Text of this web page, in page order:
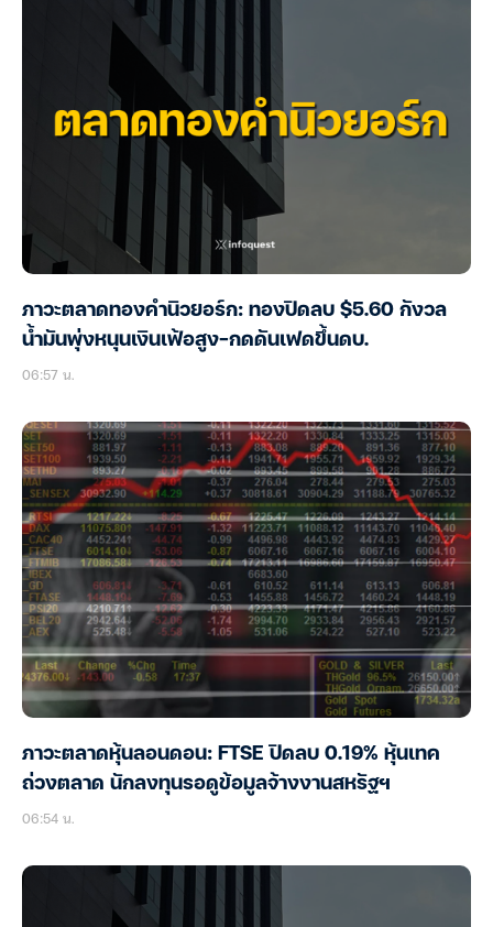
ภาวะตลาดทองคำนิวยอร์ก: ทองปิดลบ $5.60 กังวล
น้ำมันพุ่งหนุนเงินเฟ้อสูง-กดดันเฟดขึ้นดบ.
06:57 น.
ภาวะตลาดหุ้นลอนดอน: FTSE ปิดลบ 0.19% หุ้นเทค
ถ่วงตลาด นักลงทุนรอดูข้อมูลจ้างงานสหรัฐฯ
06:54 น.